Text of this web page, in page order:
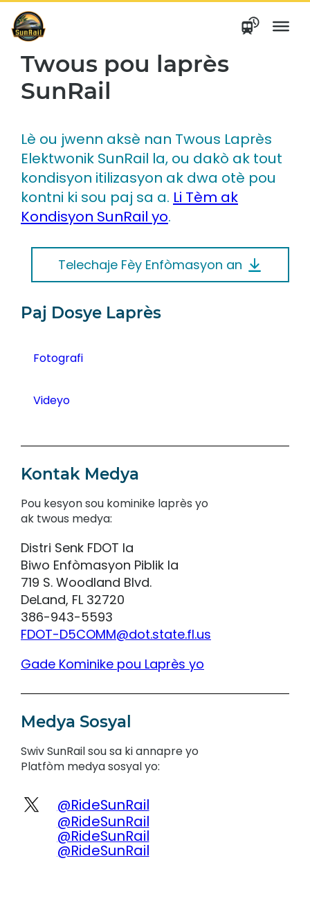
Ale
nan
kontni
Twous pou laprès
SunRail
Lè ou jwenn aksè nan Twous Laprès
Elektwonik SunRail la, ou dakò ak tout
kondisyon itilizasyon ak dwa otè pou
kontni ki sou paj sa a. Li Tèm ak
Kondisyon SunRail yo.
Telechaje Fèy Enfòmasyon an
Paj Dosye Laprès
Fotografi
Videyo
Kontak Medya
Pou kesyon sou kominike laprès yo
ak twous medya:
Distri Senk FDOT la
Biwo Enfòmasyon Piblik la
719 S. Woodland Blvd.
DeLand, FL 32720
386-943-5593
FDOT-D5COMM@dot.state.fl.us
Gade Kominike pou Laprès yo
Medya Sosyal
Swiv SunRail sou sa ki annapre yo
Platfòm medya sosyal yo:
@RideSunRail
@RideSunRail
@RideSunRail
@RideSunRail